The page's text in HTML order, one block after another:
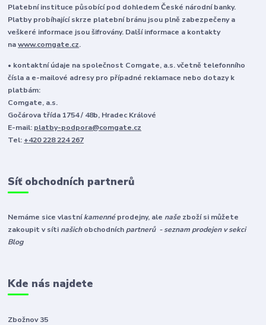
Platební instituce působící pod dohledem České národní banky.
Platby probíhající skrze platební bránu jsou plně zabezpečeny a
veškeré informace jsou šifrovány. Další informace a kontakty
nawww.comgate.cz.
• kontaktní údaje na společnost Comgate, a.s. včetně telefonního
čísla a e-mailové adresy pro případné reklamace nebo dotazy k
platbám:
Comgate, a.s.
Gočárova třída 1754 / 48b, Hradec Králové
E-mail: platby-podpora@comgate.cz
Tel: +420 228 224 267
Síť obchodních partnerů
Nemáme sice vlastníkamennéprodejny, ale naše zboží si můžete
zakoupit v síti našichobchodníchpartnerů - seznam prodejen v sekci
Blog
Kde nás najdete
Zbožnov 35